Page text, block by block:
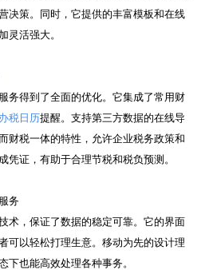
决策。同时，它提供的丰富模板和在线
灵活强大。
务得到了全面的优化。它集成了常用财
办税日历提醒。支持第三方数据的在线导
财税一体的特性，允许企业税务政策和
凭证，有助于合理节税和税负预测。
务
术，保证了数据的稳定可靠。它的界面
可以轻松打理生意。移动为先的设计理
下也能高效处理各种事务。